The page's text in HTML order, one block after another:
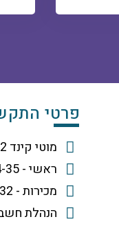
פרטי
מוטי קינד 2, רחובות
ראשי - 08-946-14-35
מכירות - 08-946-14-32
הנהלת חשבונות -